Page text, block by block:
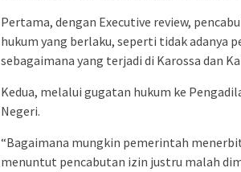
Pertama, dengan Executive review,
hukum yang berlaku, seperti tidak adanya
sebagaimana yang terjadi di Karossa dan
Kedua, melalui gugatan hukum ke
Negeri.
“Bagaimana mungkin pemerintah
menuntut pencabutan izin justru malah